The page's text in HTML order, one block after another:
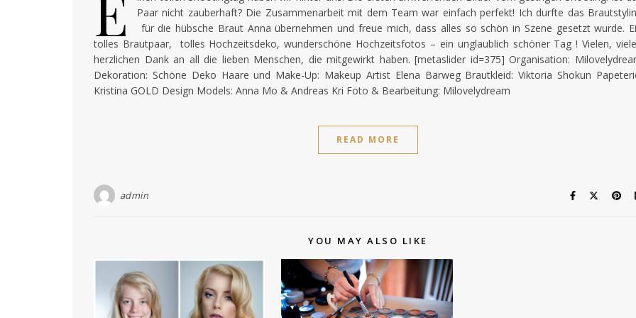
Paar nicht zauberhaft? Die Zusammenarbeit mit dem Team war einfach perfekt! Ich durfte das
für die hübsche Braut Anna übernehmen und freue mich, dass alles so schön in Szene gesetzt wurde.
tolles Brautpaar, tolles Hochzeitsdeko, wunderschöne Hochzeitsfotos – ein unglaublich schöner Tag ! Vielen,
herzlichen Dank an all die lieben Menschen, die mitgewirkt haben. [metaslider id=375] Organisation:
Dekoration: Schöne Deko Haare und Make-Up: Makeup Artist Elena Bärweg Brautkleid: Viktoria Shokun
Kristina GOLD Design Models: Anna Mo & Andreas Kri Foto & Bearbeitung: Milovelydream
READ MORE
admin
YOU MAY ALSO LIKE